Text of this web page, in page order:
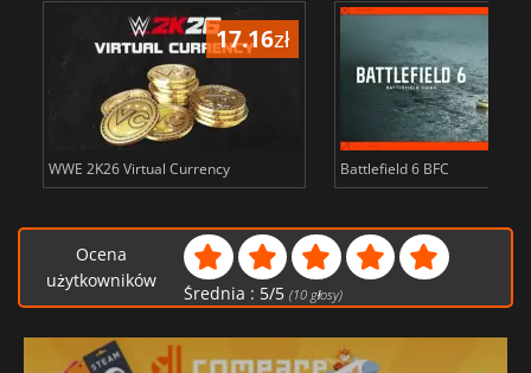
17.16zł
WWE 2K26 Virtual Currency Battlefield 6 BFC
Ocena
użytkowników
Średnia : 5/5 (10głosy)